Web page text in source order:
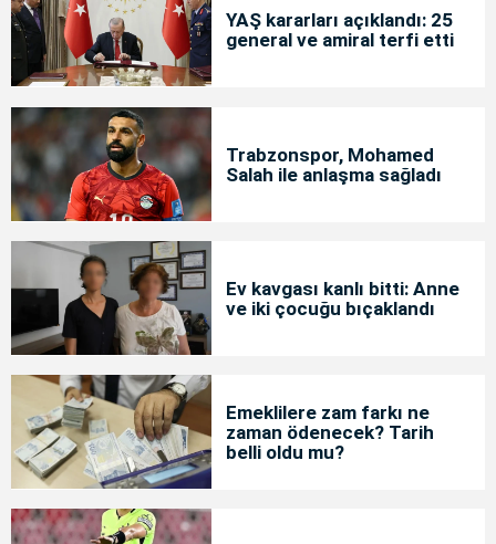
YAŞ kararları açıklandı: 25
general ve amiral terfi etti
Trabzonspor, Mohamed
Salah ile anlaşma sağladı
Ev kavgası kanlı bitti: Anne
ve iki çocuğu bıçaklandı
Emeklilere zam farkı ne
zaman ödenecek? Tarih
belli oldu mu?